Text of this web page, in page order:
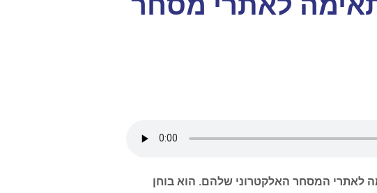
לאתרי המסחר האלקטרוני שלהם. הוא בוחן